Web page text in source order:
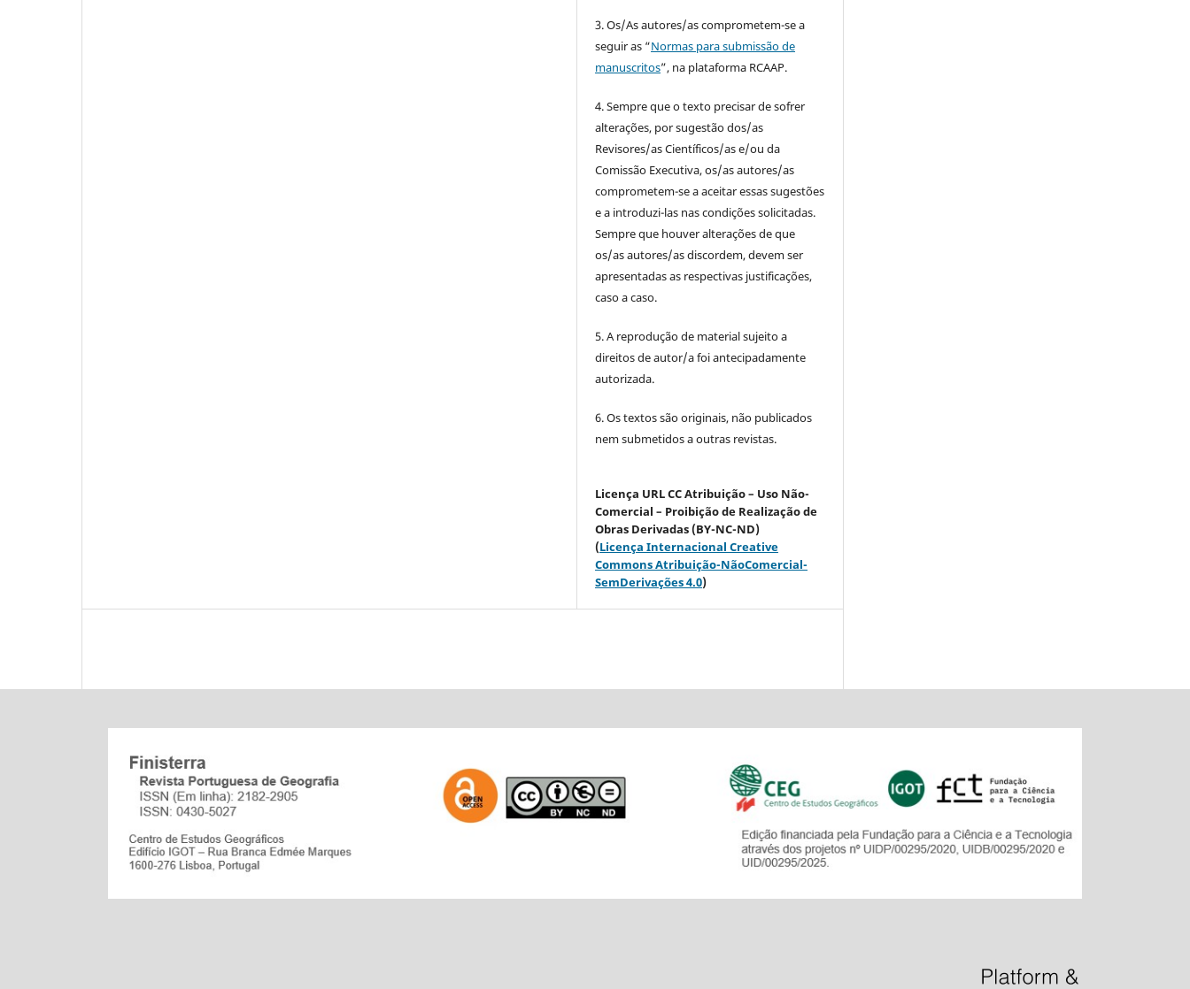
3. Os/As autores/as comprometem-se a
seguir as “Normas para submissão de
manuscritos”, na plataforma RCAAP.
4. Sempre que o texto precisar de sofrer
alterações, por sugestão dos/as
Revisores/as Científicos/as e/ou da
Comissão Executiva, os/as autores/as
comprometem-se a aceitar essas sugestões
e a introduzi-las nas condições solicitadas.
Sempre que houver alterações de que
os/as autores/as discordem, devem ser
apresentadas as respectivas justificações,
caso a caso.
5. A reprodução de material sujeito a
direitos de autor/a foi antecipadamente
autorizada.
6. Os textos são originais, não publicados
nem submetidos a outras revistas.
Licença URL CC Atribuição – Uso Não-
Comercial – Proibição de Realização de
Obras Derivadas (BY-NC-ND)
(Licença Internacional Creative
Commons Atribuição-NãoComercial-
SemDerivações 4.0)